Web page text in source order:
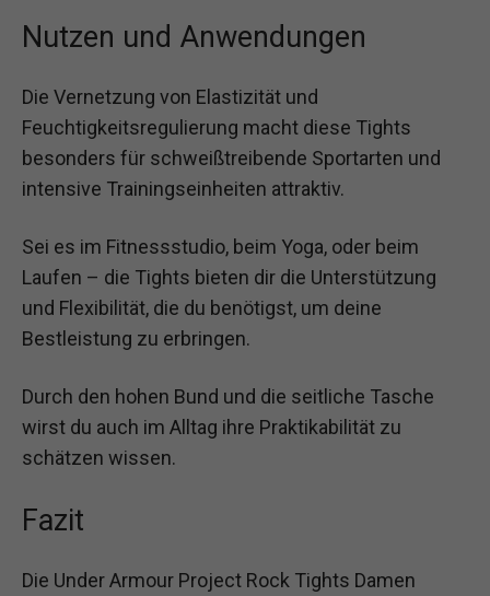
Nutzen und Anwendungen
Die Vernetzung von Elastizität und
Feuchtigkeitsregulierung macht diese Tights
besonders für schweißtreibende Sportarten und
intensive Trainingseinheiten attraktiv.
Sei es im Fitnessstudio, beim Yoga, oder beim
Laufen – die Tights bieten dir die Unterstützung
und Flexibilität, die du benötigst, um deine
Bestleistung zu erbringen.
Durch den hohen Bund und die seitliche Tasche
wirst du auch im Alltag ihre Praktikabilität zu
schätzen wissen.
Fazit
Die Under Armour Project Rock Tights Damen